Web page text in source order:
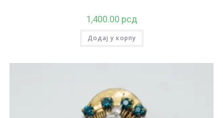
1,400.00 рсд
Додај у корпу